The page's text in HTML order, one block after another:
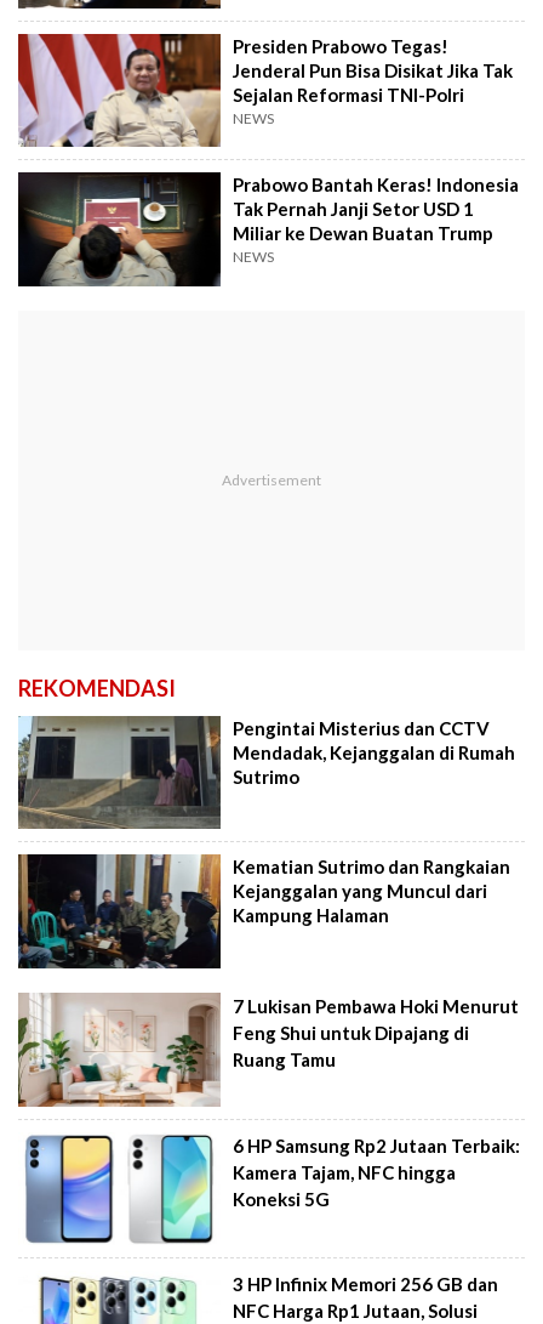
Presiden Prabowo Tegas!
Jenderal Pun Bisa Disikat Jika Tak
Sejalan Reformasi TNI-Polri
NEWS
Prabowo Bantah Keras! Indonesia
Tak Pernah Janji Setor USD 1
Miliar ke Dewan Buatan Trump
NEWS
REKOMENDASI
Pengintai Misterius dan CCTV
Mendadak, Kejanggalan di Rumah
Sutrimo
Kematian Sutrimo dan Rangkaian
Kejanggalan yang Muncul dari
Kampung Halaman
7 Lukisan Pembawa Hoki Menurut
Feng Shui untuk Dipajang di
Ruang Tamu
6 HP Samsung Rp2 Jutaan Terbaik:
Kamera Tajam, NFC hingga
Koneksi 5G
3 HP Infinix Memori 256 GB dan
NFC Harga Rp1 Jutaan, Solusi